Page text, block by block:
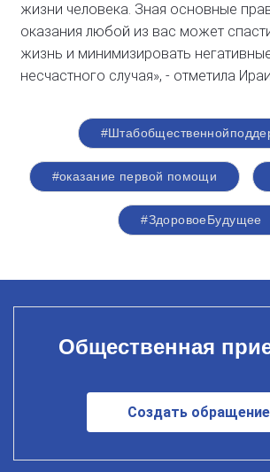
жизни человека. Зная основные
оказания любой из вас может
жизнь и минимизировать
несчастного случая», - отметила
#оказание первой помощи
#ЗдоровоеБудущее
Общественная
Создать обращение